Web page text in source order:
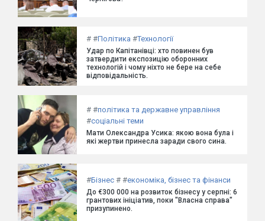
# #Політика #Технології
Удар по Капітанівці: хто повинен був
затвердити експозицію оборонних
технологій і чому ніхто не бере на себе
відповідальність.
# #політика та державне управління
#соціальні теми
Мати Олександра Усика: якою вона була і
які жертви принесла заради свого сина.
#Бізнес # #економіка, бізнес та фінанси
До €300 000 на розвиток бізнесу у серпні: 6
грантових ініціатив, поки "Власна справа"
призупинено.